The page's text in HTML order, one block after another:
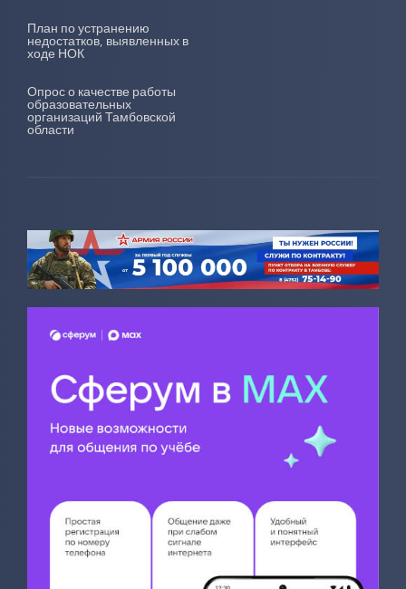
План по устранению
недостатков, выявленных в
ходе НОК
Опрос о качестве работы
образовательных
организаций Тамбовской
области